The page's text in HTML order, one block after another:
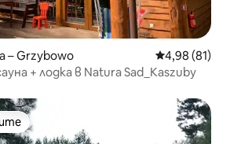
– Grzybowo Средна
4,98 (81)
+ лодка в Natura Sad_Kaszuby
на гостите